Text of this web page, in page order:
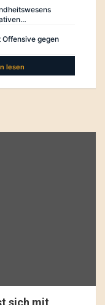
sich mit